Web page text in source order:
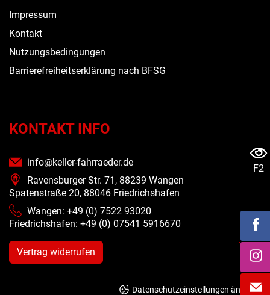
Impressum
Kontakt
Nutzungsbedingungen
Barrierefreiheitserklärung nach BFSG
KONTAKT INFO
info@keller-fahrraeder.de
Ravensburger Str. 71, 88239 Wangen
Spatenstraße 20, 88046 Friedrichshafen
Wangen: +49 (0) 7522 93020
Friedrichshafen: +49 (0) 07541 5916670
Vertrag widerrufen
Datenschutzeinstellungen ändern
F2